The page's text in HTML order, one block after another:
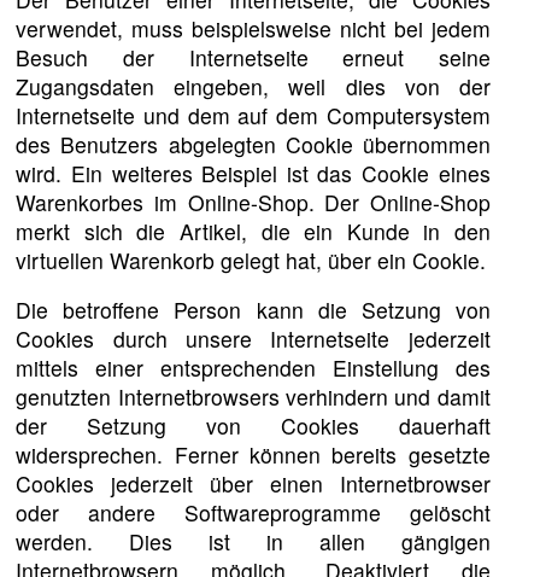
verwendet, muss beispielsweise nicht bei jedem
Besuch der Internetseite erneut seine
Zugangsdaten eingeben, weil dies von der
Internetseite und dem auf dem Computersystem
des Benutzers abgelegten Cookie übernommen
wird. Ein weiteres Beispiel ist das Cookie eines
Warenkorbes im Online-Shop. Der Online-Shop
merkt sich die Artikel, die ein Kunde in den
virtuellen Warenkorb gelegt hat, über ein Cookie.
Die betroffene Person kann die Setzung von
Cookies durch unsere Internetseite jederzeit
mittels einer entsprechenden Einstellung des
genutzten Internetbrowsers verhindern und damit
der Setzung von Cookies dauerhaft
widersprechen. Ferner können bereits gesetzte
Cookies jederzeit über einen Internetbrowser
oder andere Softwareprogramme gelöscht
werden. Dies ist in allen gängigen
Internetbrowsern möglich. Deaktiviert die